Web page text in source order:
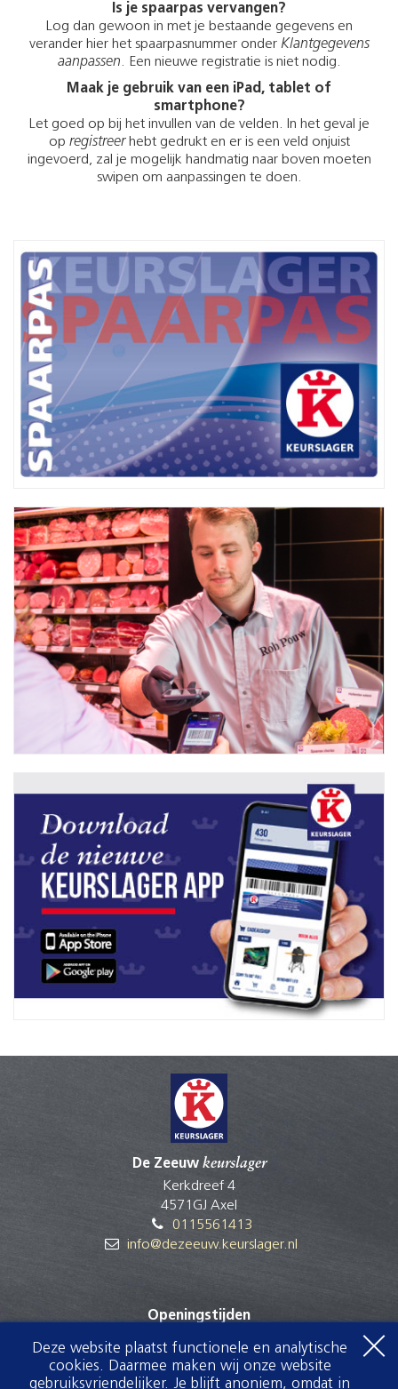
Is je spaarpas vervangen?
Log dan gewoon in met je bestaande gegevens en
verander hier het spaarpasnummer onder Klantgegevens
aanpassen. Een nieuwe registratie is niet nodig.
Maak je gebruik van een iPad, tablet of
smartphone?
Let goed op bij het invullen van de velden. In het geval je
op registreerhebt gedrukt en er is een veld onjuist
ingevoerd, zal je mogelijk handmatig naar boven moeten
swipen om aanpassingen te doen.
De Zeeuwkeurslager
Kerkdreef 4
4571GJ Axel
0115561413
info@dezeeuw.keurslager.nl
Openingstijden
dinsdag
08:30-17:30
woensdag
08:30- 12:30
Deze website plaatst functionele en analytische
cookies. Daarmee maken wij onze website
gebruiksvriendelijker. Je blijft anoniem, omdat in